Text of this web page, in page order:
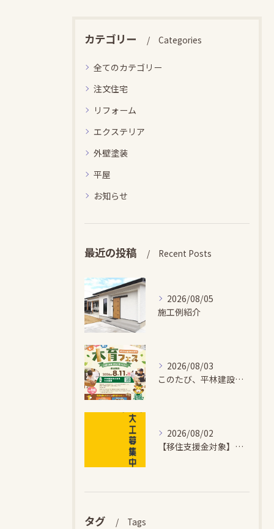
カテゴリー Categories
全てのカテゴリー
注文住宅
リフォーム
エクステリア
外壁塗装
平屋
お知らせ
最近の投稿 Recent Posts
2026/08/05
施工例紹介
2026/08/03
このたび、平林建設では、お子さまが木とふれあい・木について学...
2026/08/02
【移住支援金対象】【未経験歓迎】大多喜町で「見えないところも...
タグ Tags